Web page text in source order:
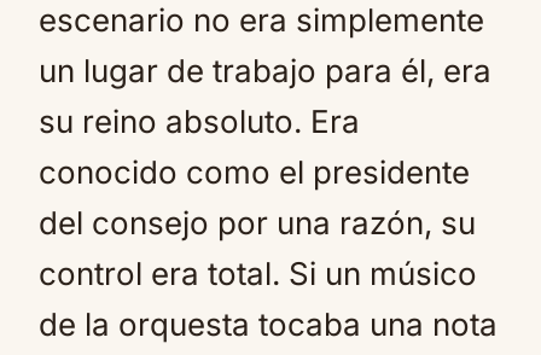
escenario no era simplemente
un lugar de trabajo para él, era
su reino absoluto. Era
conocido como el presidente
del consejo por una razón, su
control era total. Si un músico
de la orquesta tocaba una nota